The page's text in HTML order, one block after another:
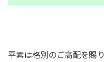
平素は格別のご高配を賜